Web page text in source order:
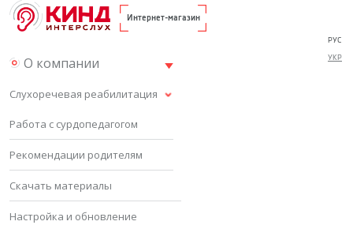
Интернет-магазин
О компании
Слухоречевая реабилитация
Работа с сурдопедагогом
Рекомендации родителям
Скачать материалы
Настройка и обновление
РУС
УКР